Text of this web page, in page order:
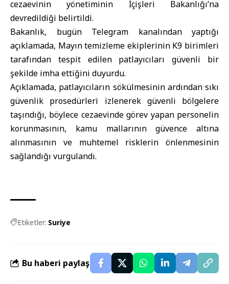
cezaevinin yönetiminin İçişleri Bakanlığı’na
devredildiği belirtildi.
Bakanlık, bugün Telegram kanalından yaptığı
açıklamada, Mayın temizleme ekiplerinin K9 birimleri
tarafından tespit edilen patlayıcıları güvenli bir
şekilde imha ettiğini duyurdu.
Açıklamada, patlayıcıların sökülmesinin ardından sıkı
güvenlik prosedürleri izlenerek güvenli bölgelere
taşındığı, böylece cezaevinde görev yapan personelin
korunmasının, kamu mallarının güvence altına
alınmasının ve muhtemel risklerin önlenmesinin
sağlandığı vurgulandı.
Etiketler: Suriye
Bu haberi paylaş